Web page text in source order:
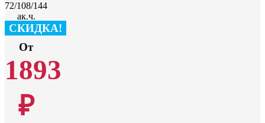
72/108/144
ак.ч.
СКИДКА!
От
1893
₽